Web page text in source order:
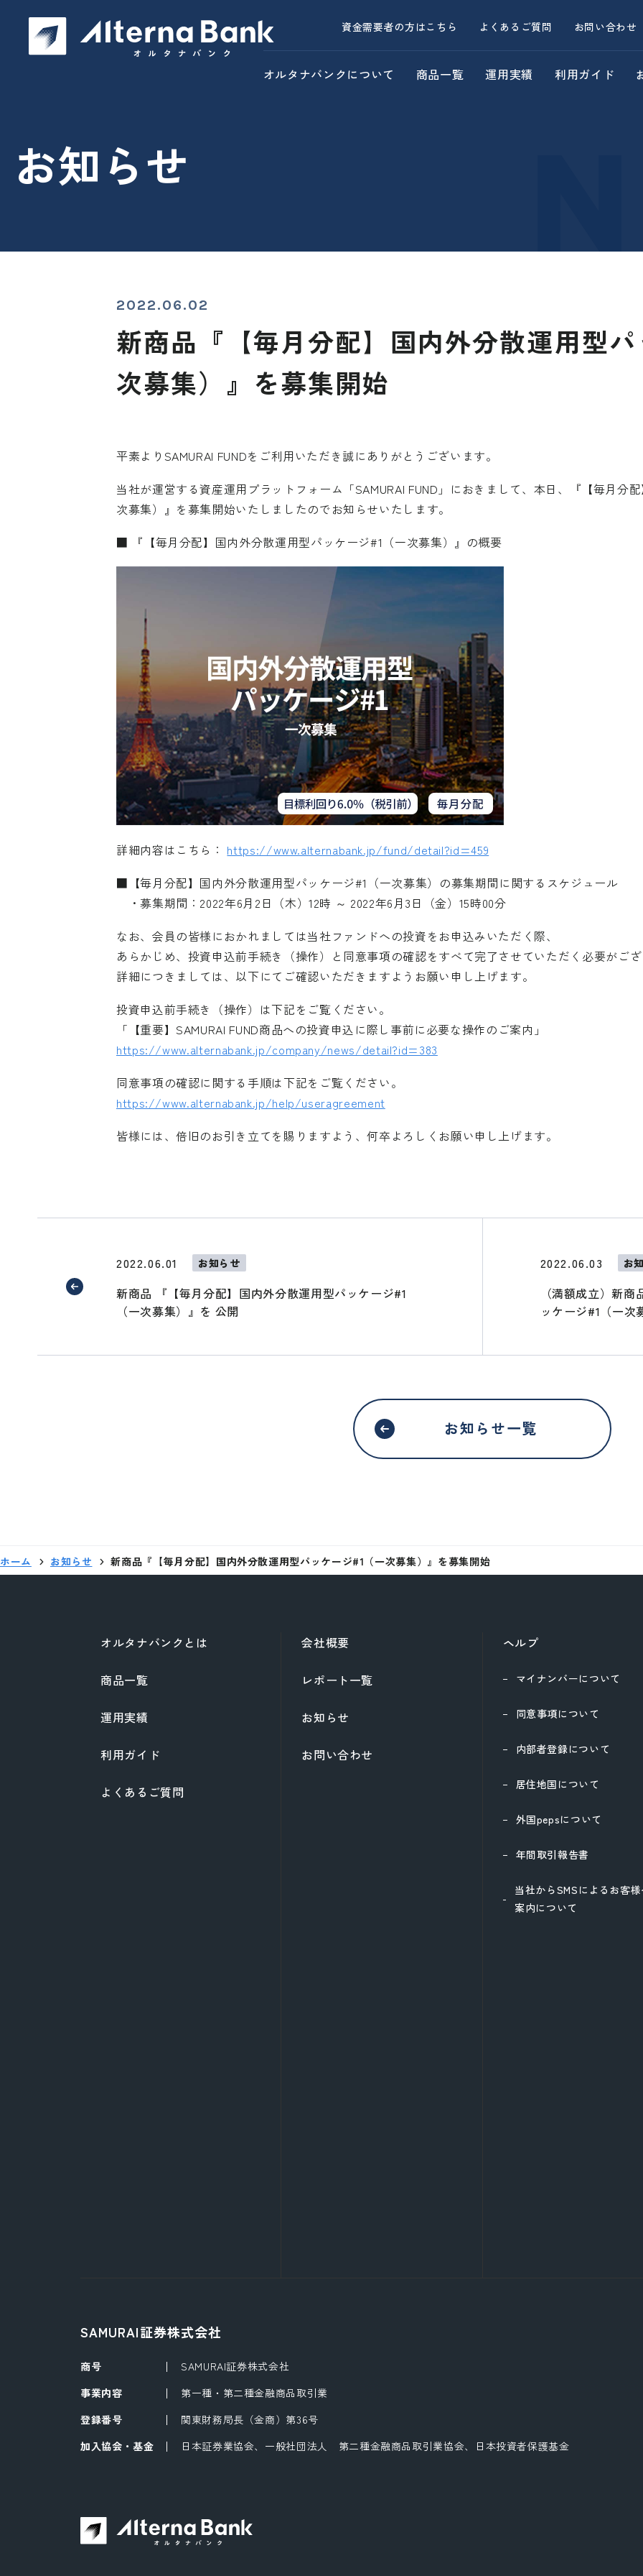
資金需要者の方はこちら よくあるご質問 お問い合わせ
オルタナバンクについて 商品一覧 運用実績 利用ガイド
お知らせ
2022.06.02
新商品『【毎月分配】国内外分散運用型
次募集）』を募集開始
平素よりSAMURAI FUNDをご利用いただき誠にありがとうございます。
当社が運営する資産運用プラットフォーム「SAMURAI FUND」におきまして、本日、『【毎月分
次募集）』を募集開始いたしましたのでお知らせいたします。
■ 『【毎月分配】国内外分散運用型パッケージ#1（一次募集）』の概要
詳細内容はこちら： https://www.alternabank.jp/fund/detail?id=459
■【毎月分配】国内外分散運用型パッケージ#1（一次募集）の募集期間に関するスケジュール
・募集期間：2022年6月2日（木）12時 ～ 2022年6月3日（金）15時00分
なお、会員の皆様におかれましては当社ファンドへの投資をお申込みいただく際、
あらかじめ、投資申込前手続き（操作）と同意事項の確認をすべて完了させていただく必要がご
詳細につきましては、以下にてご確認いただきますようお願い申し上げます。
投資申込前手続き（操作）は下記をご覧ください。
「【重要】SAMURAI FUND商品への投資申込に際し事前に必要な操作のご案内」
https://www.alternabank.jp/company/news/detail?id=383
同意事項の確認に関する手順は下記をご覧ください。
https://www.alternabank.jp/help/useragreement
皆様には、倍旧のお引き立てを賜りますよう、何卒よろしくお願い申し上げます。
2022.06.01 お知らせ
新商品 『【毎月分配】国内外分散運用型パッケージ#1
（一次募集）』を 公開
2022.06.03 お
（満額成立）新
ッケージ#1（一次
お知らせ一覧
ホーム お知らせ 新商品『【毎月分配】国内外分散運用型パッケージ#1（一次募集）』を募集開始
オルタナバンクとは
商品一覧
運用実績
利用ガイド
よくあるご質問
会社概要
レポート一覧
お知らせ
お問い合わせ
ヘルプ
マイナンバーについて
同意事項について
内部者登録について
居住地国について
外国pepsについて
年間取引報告書
当社からSMSによるお客
案内について
SAMURAI証券株式会社
商号
SAMURAI証券株式会社
事業内容
第一種・第二種金融商品取引業
登録番号
関東財務局長（金商）第36号
加入協会・基金
日本証券業協会、一般社団法人 第二種金融商品取引業協会、日本投資者保護基金
外部サイトへリンクします。
これより先は、SAMURAI証券のウェブサイトではありません